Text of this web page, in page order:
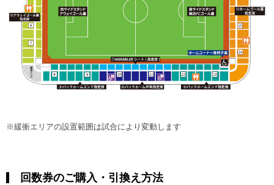
※緩衝エリアの設置範囲は試合により変動します
回数券のご購入・引換え方法